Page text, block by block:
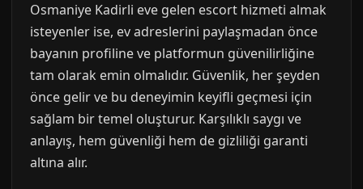
Osmaniye Kadirli eve gelen escort hizmeti almak
isteyenler ise, ev adreslerini paylaşmadan önce
bayanın profiline ve platformun güvenilirliğine
tam olarak emin olmalıdır. Güvenlik, her şeyden
önce gelir ve bu deneyimin keyifli geçmesi için
sağlam bir temel oluşturur. Karşılıklı saygı ve
anlayış, hem güvenliği hem de gizliliği garanti
altına alır.